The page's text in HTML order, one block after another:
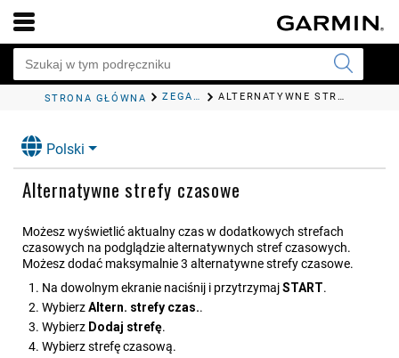
STRONA GŁÓWNA ZEGARY ALTERNATYWNE STREFY CZASOWE
Polski
Alternatywne strefy czasowe
Możesz wyświetlić aktualny czas w dodatkowych strefach
czasowych na podglądzie alternatywnych stref czasowych.
Możesz dodać maksymalnie 3 alternatywne strefy czasowe.
Na dowolnym ekranie naciśnij i przytrzymajSTART.
WybierzAltern. strefy czas..
Wybierz Dodaj strefę.
Wybierz strefę czasową.